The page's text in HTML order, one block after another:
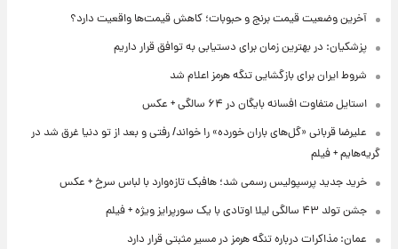
آخرین وضعیت قیمت برنج و حبوبات؛ کاهش قیمت‌ها واقعیت دارد؟
پزشکیان: در بهترین زمان برای دستیابی به توافق قرار داریم
شروط ایران برای بازگشایی تنگه هرمز اعلام شد
استایل متفاوت افسانه بایگان در ۶۴ سالگی + عکس
علیرضا قربانی «گل‌های باران خورده» را خواند/ رفتی و بعد از تو دنیا غرق شد در
گریه‌هایم + فیلم
خرید جدید پرسپولیس رسمی شد؛ هافبک تازه‌وارد با لباس سرخ + عکس
جشن تولد ۴۳ سالگی لیلا اوتادی با یک سورپرایز ویژه + فیلم
عمان: مذاکرات درباره تنگه هرمز در مسیر مثبتی قرار دارد